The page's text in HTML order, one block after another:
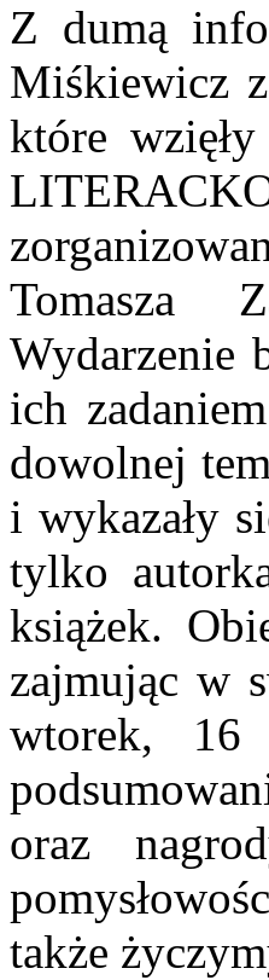
Z dumą
Miśkiewicz
które
Tomasza
Wydarzenie
ich
dowolnej
i wykazały
tylko
książek.
zajmując w
wtorek, 16
oraz
także